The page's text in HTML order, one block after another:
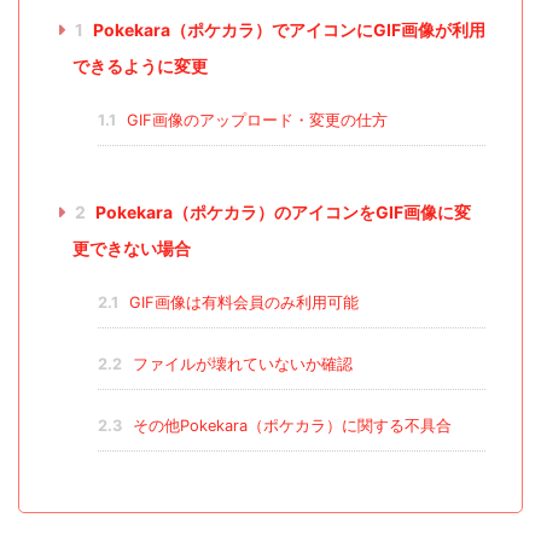
1 Pokekara（ポケカラ）でアイコンにGIF画像が利用
できるように変更
1.1 GIF画像のアップロード・変更の仕方
2 Pokekara（ポケカラ）のアイコンをGIF画像に変
更できない場合
2.1 GIF画像は有料会員のみ利用可能
2.2 ファイルが壊れていないか確認
2.3 その他Pokekara（ポケカラ）に関する不具合